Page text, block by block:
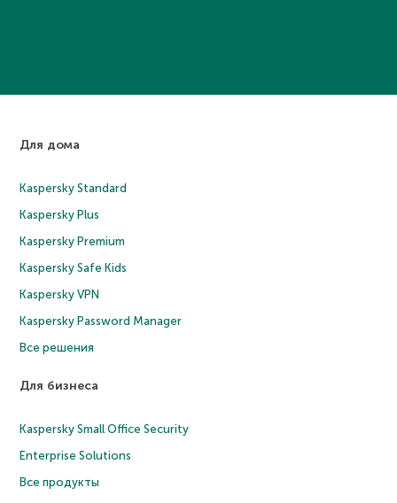
Для дома
Kaspersky Standard
Kaspersky Plus
Kaspersky Premium
Kaspersky Safe Kids
Kaspersky VPN
Kaspersky Password Manager
Все решения
Для бизнеса
Kaspersky Small Office Security
Enterprise Solutions
Все продукты